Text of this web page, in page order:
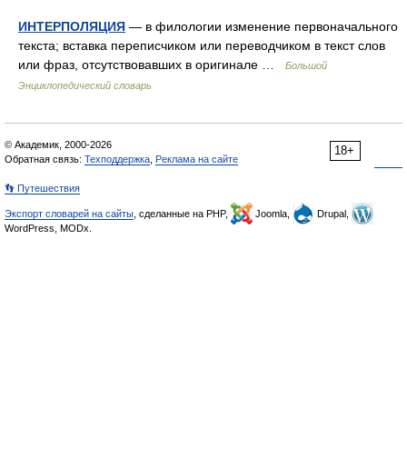
ИНТЕРПОЛЯЦИЯ — в филологии изменение первоначального
текста; вставка переписчиком или переводчиком в текст слов
или фраз, отсутствовавших в оригинале …
Большой
Энциклопедический словарь
18+
© Академик, 2000-2026
Обратная связь: Техподдержка Реклама на сайте
👣 Путешествия
Экспорт словарей на сайты , сделанные на PHP, Joomla,
Drupal,
WordPress, MODx.